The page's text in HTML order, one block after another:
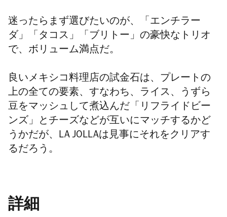
迷ったらまず選びたいのが、「エンチラー
ダ」「タコス」「ブリトー」の豪快なトリオ
で、ボリューム満点だ。
良いメキシコ料理店の試金石は、プレートの
上の全ての要素、すなわち、ライス、うずら
豆をマッシュして煮込んだ「リフライドビー
ンズ」とチーズなどが互いにマッチするかど
うかだが、LA JOLLAは見事にそれをクリアす
るだろう。
詳細